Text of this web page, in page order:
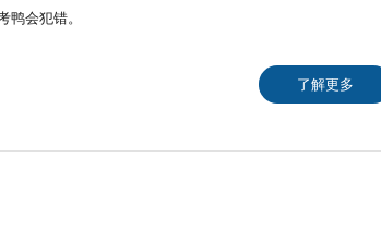
会犯错。
了解更多